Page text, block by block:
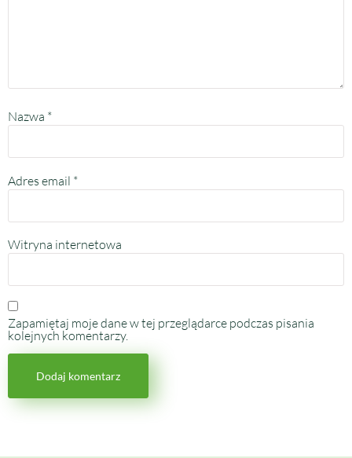
Nazwa *
Adres email *
Witryna internetowa
Zapamiętaj moje dane w tej przeglądarce podczas pisania
kolejnych komentarzy.